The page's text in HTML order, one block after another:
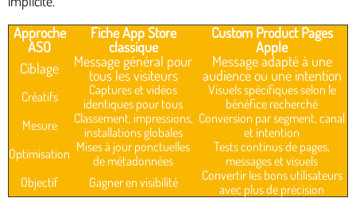
Approche
ASO
Fiche App Store
classique
Custom Product Pages
Apple
Ciblage
Message général pour
tous les visiteurs
Message adapté à une
audience ou une intention
Créatifs
Captures et vidéos
identiques pour tous
Visuels spécifiques selon le
bénéfice recherché
Mesure
Classement, impressions,
installations globales
Conversion par segment, canal
et intention
Optimisation Mises à jour ponctuelles
de métadonnées
Tests continus de pages,
messages et visuels
Objectif
Gagner en visibilité
Convertir les bons utilisateurs
avec plus de précision